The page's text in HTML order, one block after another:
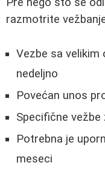
razmotrite
Vezbe sa velikim
nedeljno
Povećan unos
Specifične vežbe
Potrebna je
meseci